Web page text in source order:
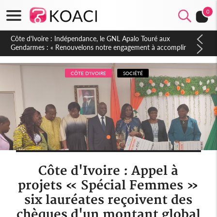
0
Sierra Leone : Un projet de réforme constitutionnelle en
gestation, points clés des amendements, un exclu d'avance
CÔTE D'IVOIRE SOCIÉTÉ
Côte d'Ivoire : Appel à
projets « Spécial Femmes »
six lauréates reçoivent des